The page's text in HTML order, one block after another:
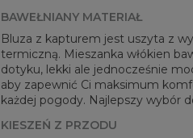
BAWEŁNIANY MATERIAŁ
Bluza z kapturem jest uszyta z
termiczną. Mieszanka włókien
dotyku, lekki ale jednocześnie
aby zapewnić Ci maksimum
każdej pogody. Najlepszy wybór
KIESZEŃ Z PRZODU